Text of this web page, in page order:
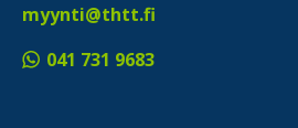
myynti@thtt.fi
041 731 9683